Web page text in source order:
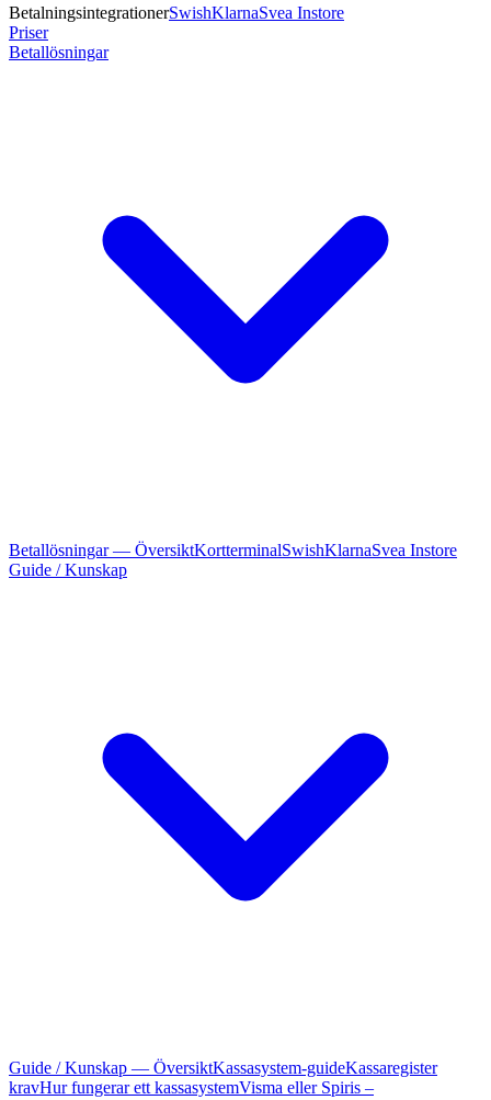
BetalningsintegrationerSwishKlarnaSvea Instore
Priser
Betallösningar
Betallösningar — ÖversiktKortterminalSwishKlarnaSvea Instore
Guide / Kunskap
Guide / Kunskap — ÖversiktKassasystem-guideKassaregister
kravHur fungerar ett kassasystemVisma eller Spiris –